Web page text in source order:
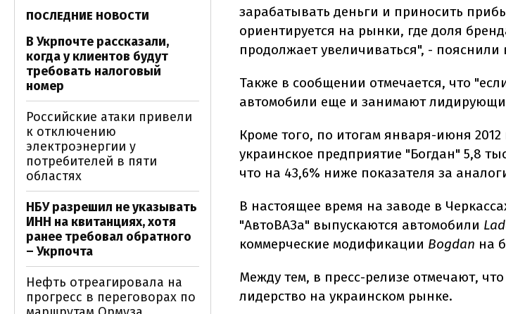
зарабатывать деньги и приносить
ориентируется на рынки, где доля
продолжает увеличиваться", - пояснили
Также в сообщении отмечается, что
автомобили еще и занимают
Кроме того, по итогам января-июня
украинское предприятие "Богдан" 5,8
что на 43,6% ниже показателя за
В настоящее время на заводе в
"АвтоВАЗа" выпускаются автомобили
коммерческие модификации Bogdan на
Между тем, в пресс-релизе отмечают,
лидерство на украинском рынке.
ПОСЛЕДНИЕ НОВОСТИ
В Укрпочте рассказали,
когда у клиентов будут
требовать налоговый
номер
Российские атаки привели
к отключению
электроэнергии у
потребителей в пяти
областях
НБУ разрешил не указывать
ИНН на квитанциях, хотя
ранее требовал обратного
– Укрпочта
Нефть отреагировала на
прогресс в переговорах по